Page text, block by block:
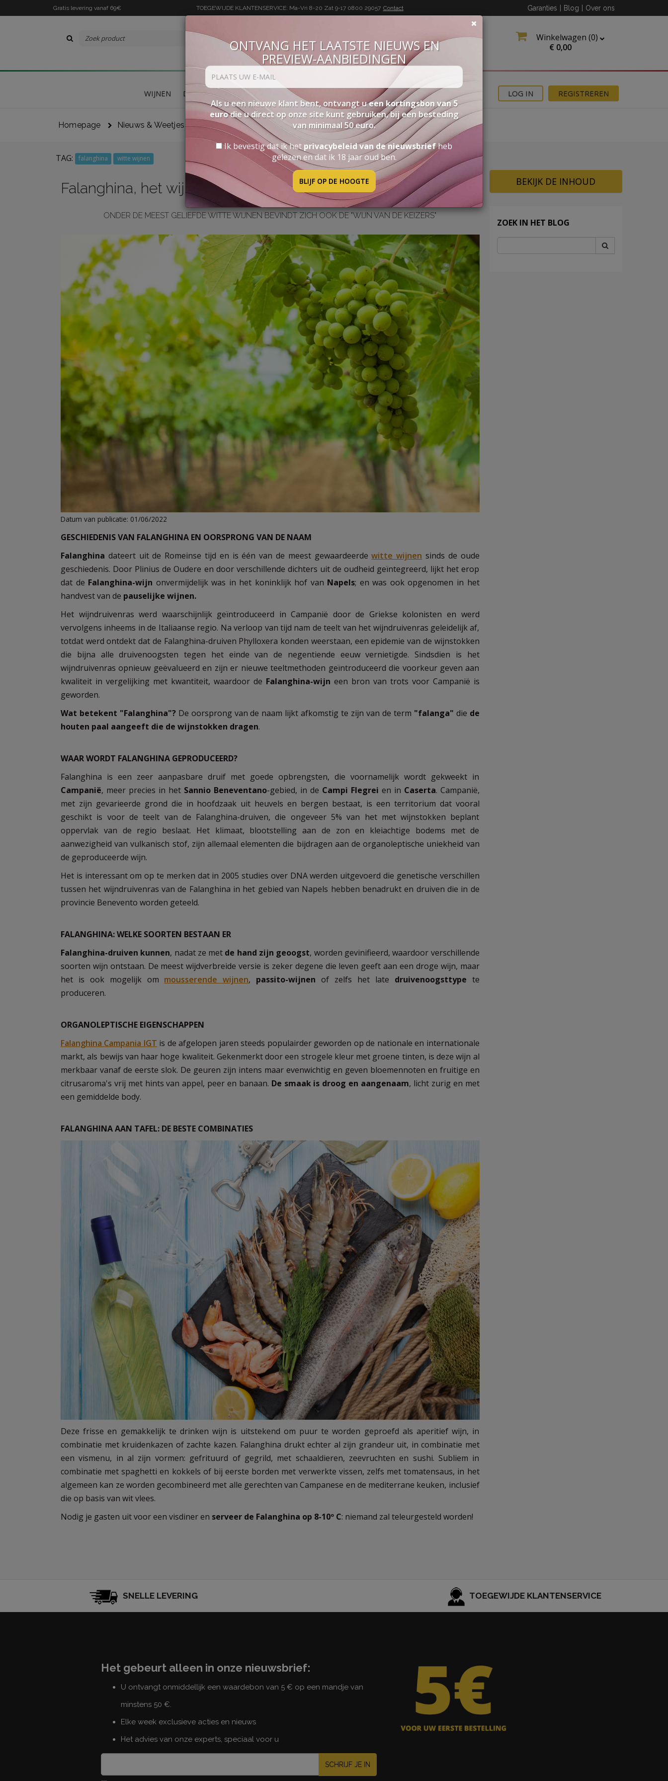
Gratis levering vanaf 69€ TOEGEWIJDE KLANTENSERVICE: Ma-Vri 8-20 Zat 9-170800 29057 Contact Garanties Blog Over ons
Winkelwagen (0)
€ 0,00
WIJNEN DELICATESSEN PAKKETTEN ACCESSOIRES PROMOTIES REGISTREREN
LOG IN
Homepage Nieuws & Weetjes Nieuwigheid Falanghina, Het Wijnsymbool Van Campanië
TAG: falanghina witte wijnen
Falanghina, het wijnsymbool van Campanië
ONDER DE MEEST GELIEFDE WITTE WIJNEN BEVINDT ZICH OOK DE "WIJN VAN DE KEIZERS"
Datum van publicatie: 01/06/2022
GESCHIEDENIS VAN FALANGHINA EN OORSPRONG VAN DE NAAM
Falanghina dateert uit de Romeinse tijd en is één van de meest gewaardeerdewitte wijnen sinds de oude
geschiedenis. Door Plinius de Oudere en door verschillende dichters uit de oudheid geïntegreerd, lijkt het erop
dat de Falanghina-wijn onvermijdelijk was in het koninklijk hof van Napels; en was ook opgenomen in het
handvest van de pauselijke wijnen.
Het wijndruivenras werd waarschijnlijk geïntroduceerd in Campanië door de Griekse kolonisten en werd
vervolgens inheems in de Italiaanse regio. Na verloop van tijd nam de teelt van het wijndruivenras geleidelijk af,
totdat werd ontdekt dat de Falanghina-druiven Phylloxera konden weerstaan, een epidemie van de wijnstokken
die bijna alle druivenoogsten tegen het einde van de negentiende eeuw vernietigde. Sindsdien is het
wijndruivenras opnieuw geëvalueerd en zijn er nieuwe teeltmethoden geïntroduceerd die voorkeur geven aan
kwaliteit in vergelijking met kwantiteit, waardoor de Falanghina-wijn een bron van trots voor Campanië is
geworden.
Wat betekent "Falanghina"?De oorsprong van de naam lijkt afkomstig te zijn van de term "falanga" die de
houten paal aangeeft die de wijnstokken dragen.
WAAR WORDT FALANGHINA GEPRODUCEERD?
Falanghina is een zeer aanpasbare druif met goede opbrengsten, die voornamelijk wordt gekweekt in
Campanië, meer precies in het Sannio Beneventano-gebied, in de Campi Flegrei en in Caserta. Campanië,
met zijn gevarieerde grond die in hoofdzaak uit heuvels en bergen bestaat, is een territorium dat vooral
geschikt is voor de teelt van de Falanghina-druiven, die ongeveer 5% van het met wijnstokken beplant
oppervlak van de regio beslaat. Het klimaat, blootstelling aan de zon en kleiachtige bodems met de
aanwezigheid van vulkanisch stof, zijn allemaal elementen die bijdragen aan de organoleptische uniekheid van
de geproduceerde wijn.
Het is interessant om op te merken dat in 2005 studies over DNA werden uitgevoerd die genetische verschillen
tussen het wijndruivenras van de Falanghina in het gebied van Napels hebben benadrukt en druiven die in de
provincie Benevento worden geteeld.
FALANGHINA: WELKE SOORTEN BESTAAN ER
Falanghina-druiven kunnen, nadat ze met de hand zijn geoogst, worden gevinifieerd, waardoor verschillende
soorten wijn ontstaan. De meest wijdverbreide versie is zeker degene die leven geeft aan een droge wijn, maar
het is ook mogelijk om mousserende wijnen, passito-wijnen of zelfs het late druivenoogsttype te
produceren.
ORGANOLEPTISCHE EIGENSCHAPPEN
Falanghina Campania IGT is de afgelopen jaren steeds populairder geworden op de nationale en internationale
markt, als bewijs van haar hoge kwaliteit. Gekenmerkt door een strogele kleur met groene tinten, is deze wijn al
merkbaar vanaf de eerste slok. De geuren zijn intens maar evenwichtig en geven bloemennoten en fruitige en
citrusaroma's vrij met hints van appel, peer en banaan. De smaak is droog en aangenaam, licht zurig en met
een gemiddelde body.
FALANGHINA AAN TAFEL: DE BESTE COMBINATIES
Deze frisse en gemakkelijk te drinken wijn is uitstekend om puur te worden geproefd als aperitief wijn, in
combinatie met kruidenkazen of zachte kazen. Falanghina drukt echter al zijn grandeur uit, in combinatie met
een vismenu, in al zijn vormen: gefrituurd of gegrild, met schaaldieren, zeevruchten en sushi. Subliem in
combinatie met spaghetti en kokkels of bij eerste borden met verwerkte vissen, zelfs met tomatensaus, in het
algemeen kan ze worden gecombineerd met alle gerechten van Campanese en de mediterrane keuken, inclusief
die op basis van wit vlees.
Nodig je gasten uit voor een visdiner en serveer de Falanghina op 8-10º C: niemand zal teleurgesteld worden!
BEKIJK DE INHOUD
ZOEK IN HET BLOG
SNELLE LEVERING TOEGEWIJDE KLANTENSERVICE
Het gebeurt alleen in onze nieuwsbrief:
U ontvangt onmiddellijk een waardebon van 5 € op een mandje van
minstens 50 €.
Elke week exclusieve acties en nieuws
Het advies van onze experts, speciaal voor u
SCHRIJF JE IN
ONTVANG HET LAATSTE NIEUWS EN
PREVIEW-AANBIEDINGEN
Als u een nieuwe klant bent, ontvangt ueen kortingsbon van 5
eurodie u direct op onze site kunt gebruiken, bij een besteding
van minimaal 50 euro.
Ik bevestig dat ik het privacybeleid van de nieuwsbriefheb
gelezen en dat ik 18 jaar oud ben.
BLIJF OP DE HOOGTE